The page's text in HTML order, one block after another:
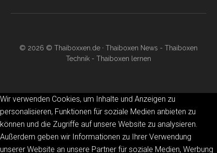
© 2026 © Thaiboxxen.de · Thaiboxen News - Thaiboxen
Technik - Thaiboxen lernen
Wir verwenden Cookies, um Inhalte und Anzeigen zu
personalisieren, Funktionen für soziale Medien anbieten zu
können und die Zugriffe auf unsere Website zu analysieren.
Außerdem geben wir Informationen zu Ihrer Verwendung
unserer Website an unsere Partner für soziale Medien, Werbung